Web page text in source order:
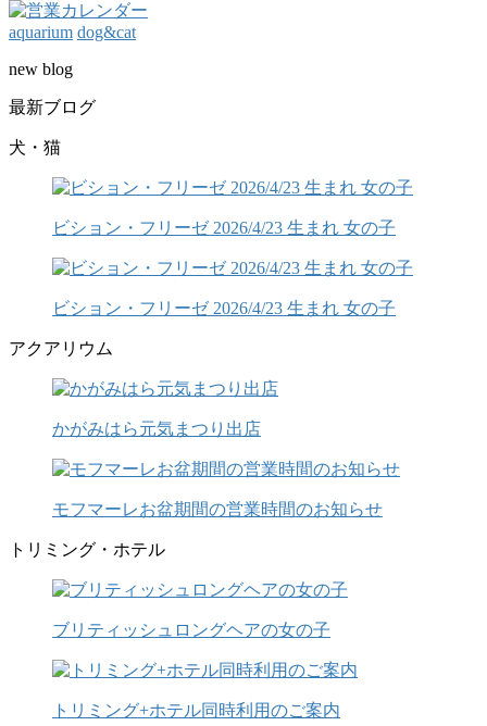
aquarium dog&cat
new blog
最新ブログ
犬・猫
ビション・フリーゼ 2026/4/23 生まれ 女の子
ビション・フリーゼ 2026/4/23 生まれ 女の子
アクアリウム
かがみはら元気まつり出店
モフマーレお盆期間の営業時間のお知らせ
トリミング・ホテル
ブリティッシュロングヘアの女の子
トリミング+ホテル同時利用のご案内